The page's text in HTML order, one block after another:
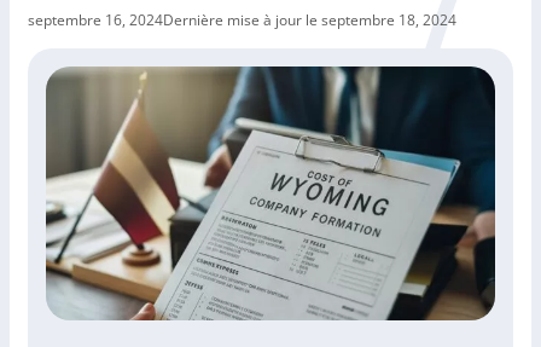
septembre 16, 2024Dernière mise à jour le septembre 18, 2024